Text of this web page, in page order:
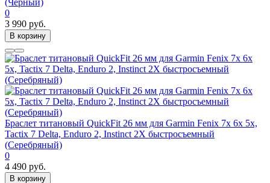
0
3 990 руб.
В корзину
Браслет титановый QuickFit 26 мм для Garmin Fenix 7x 6x 5x,
Tactix 7 Delta, Enduro 2, Instinct 2X быстросъемный
(Серебряный)
0
4 490 руб.
В корзину